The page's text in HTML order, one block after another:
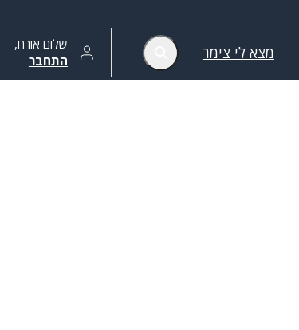
מצא לי צימר שלום אורח,
התחבר